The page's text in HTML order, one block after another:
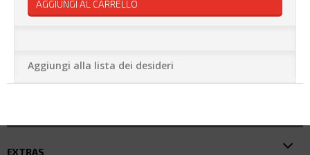
AGGIUNGI AL CARRELLO
Aggiungi alla lista dei desideri
EXTRAS